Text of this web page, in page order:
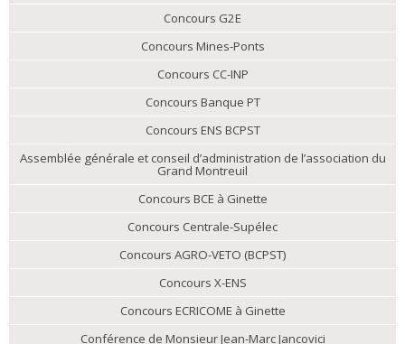
Concours G2E
Concours Mines-Ponts
Concours CC-INP
Concours Banque PT
Concours ENS BCPST
Assemblée générale et conseil d’administration de l’association du
Grand Montreuil
Concours BCE à Ginette
Concours Centrale-Supélec
Concours AGRO-VETO (BCPST)
Concours X-ENS
Concours ECRICOME à Ginette
Conférence de Monsieur Jean-Marc Jancovici